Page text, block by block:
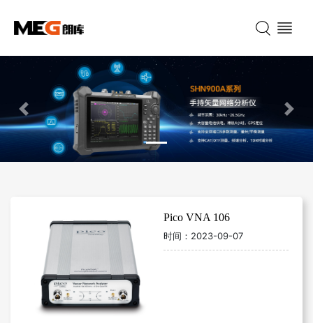
Previous Next
Pico VNA 106
时间： 2023-09-07